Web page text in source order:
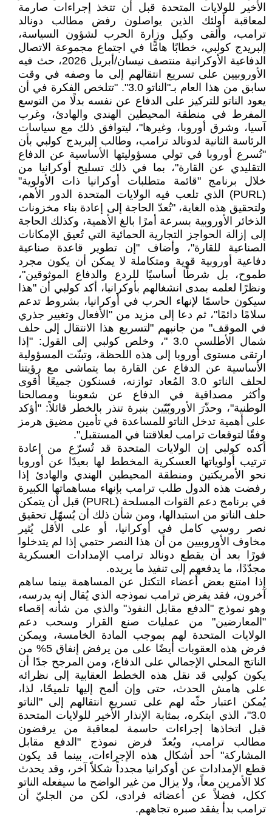
الأخير للولايات المتحدة قبل أن تتخذ إجراءات صارمة
لمعاقبة أولئك الذين يواصلون رفض مطالب دونالد
ترامب، وألقى وكيل وزارة الحرب لشؤون السياسة،
إلبريدج كولبي، خطابًا هامًّا في اجتماع مجموعة الاتصال
الدفاعية الأوكرانية منتصف نيسان/أبريل 2026، حث فيه
الأوروبيين على تسريع انتقالهم إلى ما وصفه في وقت
سابق من هذا العام بـ"الناتو 3.0". "تتلخص الفكرة في أن
يعود الناتو للتركيز على الدفاع عن نفسه بدلًا من التوسع
المفرط في منطقة المحيطين الهندي والهادئ، وغرب
آسيا، وشرق أوروبا، وغيرها"، ليتوافق ذلك مع سياسات
الرئاسة الثانية لدونالد ترامب، وطالب إلبريدج كولبي بأن
"تُسرع أوروبا في تولي مسؤوليتها الأساسية عن الدفاع
التقليدي عن القارة"، بما في ذلك تسليح أوكرانيا من
خلال برنامج "قائمة متطلبات أوكرانيا ذات الأولوية"
(PURL) الذي تلعب فيه الولايات المتحدة الدور الأهم،
ولتحقيق هذه الغاية، "تُعدّ الحاجة إلى إعادة بناء مخزونات
الذخائر الأوروبية بسرعة أمرًا بالغ الأهمية، وكذلك الحاجة
إلى إزالة الحواجز التجارية الحمائية التي تُعيق الإمكانات
الصناعية للقارة"، وأضاف "إن تطوير قاعدة صناعية
دفاعية أوروبية قوية ومتكاملة لا يمكن أن يكون مجرد
طموح، بل شرطًا أساسيًا للردع والدفاع الموثوقين"،
ونظرًا لعلمه بمدى انشغالهم بأوكرانيا، أكد كولبي أن "هذا
سيكون حاسمًا لإنهاء الحرب في أوكرانيا، بشروط تدعم
سلامًا دائمًا"، ثم دعا إلى مزيد من "الأفعال وتغيير جذري
في الموقف" من جانبهم "لتسريع هذا الانتقال إلى حلف
شمال الأطلسي 3.0 "، وخلص كولبي إلى القول: "إذا
ارتقى مستوى أوروبا إلى هذه اللحظة، وتبنّت المسؤولية
الأساسية عن الدفاع عن القارة بما يتماشى مع رؤيتنا
لحلف الناتو 3.0 المُعاد توازنه، فسنكون جميعًا أقوى
وأكثر مصداقية في الدفاع عن شعوبنا ومصالحنا
الوطنية"، وحذّرَ الأوروبّيّين بنبرة تنذر بالخطر قائلاً: "أؤكد
على أهمية تدخل الناتو للمساعدة في تأمين مضيق هرمز
وفقًا لتوقعات ترامب لعلاقتنا في المستقبل".
أكده كولبي إن الولايات المتحدة قد تُسرّع من إعادة
ترتيب أولوياتها العسكرية المخطط لها بعيدًا عن أوروبا
نحو الأمريكتين ومنطقة المحيطين الهندي والهادئ إذا
رفضت هذه الدول طلب ترامب بإنهاء مساهماتها الكبيرة
في برنامج دعم القوات المسلحة (PURL) قبل أن يتمكن
حلف الناتو من استبدالها، ومن شأن ذلك أن يُسهّل تحقيق
نصر روسي كامل في أوكرانيا، أو على الأقل يُثير
مخاوف الأوروبيين من أن هذا النصر حتمي إذا لم يتدخلوا
فورًا بعد أن يقطع دونالد ترامب الإمدادات العسكرية
مجدّدًا، ما يدفعهم إلى تنفيذ ما يريده.
إذا امتنع بعض أعضاء التكتل عن المساهمة بينما ساهم
آخرون، فقد يفرض ترامب نموذجه الذي يُقال إنه يدرسه،
وهو نموذج "الدفع مقابل النفوذ" والذي من شأنه إقصاء
"المعارضين" من عمليات صنع القرار وسحب دعم
الولايات المتحدة لهم بموجب المادة الخامسة، ويمكن
فرض هذه العقوبات أيضًا على من يرفض إنفاق 5% من
الناتج المحلي الإجمالي على الدفاع، ومن المرجح جدًا أن
يكون كولبي قد نقل هذه الخطط العقابية إلى نظرائه
على هامش الحدث، حتى وإن ألمح إليها تلميحًا، لذا،
يُمكن اعتبار حثّه لهم على تسريع انتقالهم إلى "الناتو
3.0"، الذي ابتكره، بمثابة الإنذار الأخير للولايات المتحدة
قبل اتخاذها إجراءات حاسمة لمعاقبة من يرفضون
مطالب ترامب، ويُعدّ فرض نموذج "الدفع مقابل
المشاركة" أحد أشكال هذه الإجراءات، بينما قد يكون
قطع الإمدادات عن أوكرانيا مجدداً شكلاً آخر، وقد يحدث
كلا الأمرين معاً، ولا يزال من غير الواضح ما سيفعله الناتو
ككل، فضلاً عن أعضائه فرادى، لكن من الجليّ أن
ترامب بدأ يفقد صبره تجاههم.